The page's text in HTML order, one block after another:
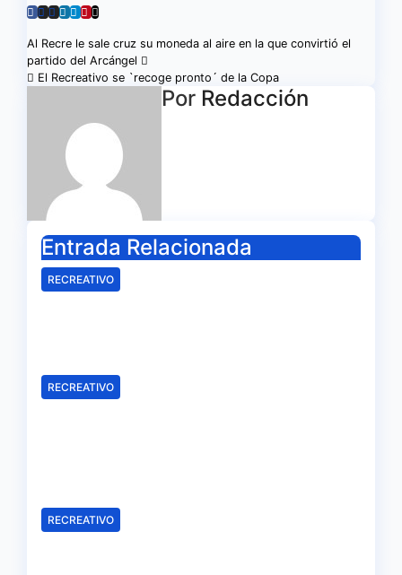
Navegación
de
entradas
Al Recre le sale cruz su moneda al aire en la que convirtió el
partido del Arcángel
El Recreativo se `recoge pronto´ de la Copa
Por Redacción
Entrada Relacionada
RECREATIVO
RECREATIVO
RECREATIVO